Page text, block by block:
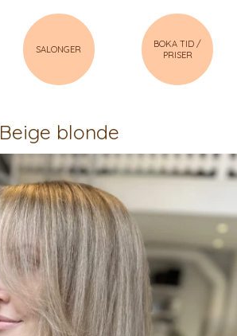
SALONGER
BOKA TID /
PRISER
Beige blonde